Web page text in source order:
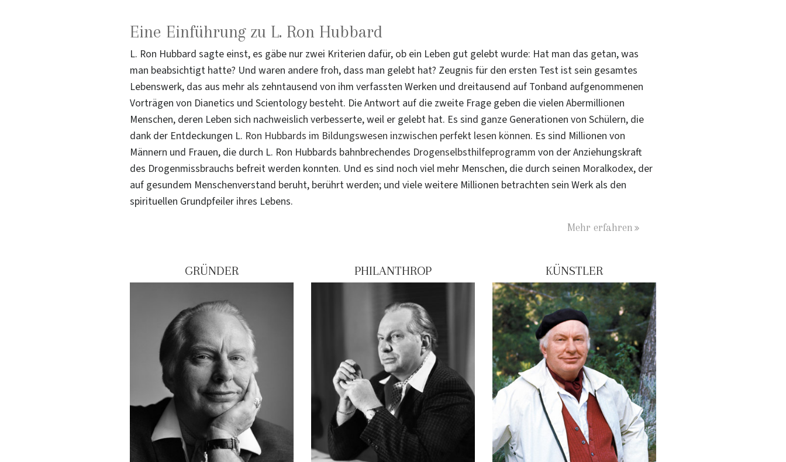
Eine Einführung zu L. Ron Hubbard
L. Ron Hubbard sagte einst, es gäbe nur zwei Kriterien dafür, ob ein Leben gut gelebt wurde: Hat man das getan, was
man beabsichtigt hatte? Und waren andere froh, dass man gelebt hat? Zeugnis für den ersten Test ist sein gesamtes
Lebenswerk, das aus mehr als zehntausend von ihm verfassten Werken und dreitausend auf Tonband aufgenommenen
Vorträgen von Dianetics und Scientology besteht. Die Antwort auf die zweite Frage geben die vielen Abermillionen
Menschen, deren Leben sich nachweislich verbesserte, weil er gelebt hat. Es sind ganze Generationen von Schülern, die
dank der Entdeckungen L. Ron Hubbards im Bildungswesen inzwischen perfekt lesen können. Es sind Millionen von
Männern und Frauen, die durch L. Ron Hubbards bahnbrechendes Drogenselbsthilfeprogramm von der Anziehungskraft
des Drogenmissbrauchs befreit werden konnten. Und es sind noch viel mehr Menschen, die durch seinen Moralkodex, der
auf gesundem Menschenverstand beruht, berührt werden; und viele weitere Millionen betrachten sein Werk als den
spirituellen Grundpfeiler ihres Lebens.
Mehr erfahren
GRÜNDER PHILANTHROP KÜNSTLER